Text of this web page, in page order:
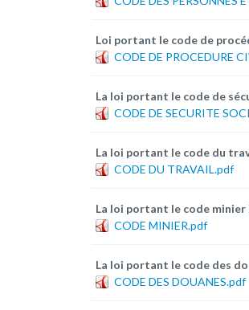
Loi portant le code de
CODE DE PROCEDURE
La loi portant le code de
CODE DE SECURITE
La loi portant le code du
CODE DU TRAVAIL.pdf
La loi portant le code minier
CODE MINIER.pdf
La loi portant le code des
CODE DES DOUANES.pdf